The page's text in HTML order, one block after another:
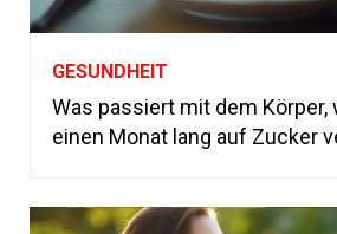
GESUNDHEIT
Was passiert mit dem Körper,
einen Monat lang auf Zucker